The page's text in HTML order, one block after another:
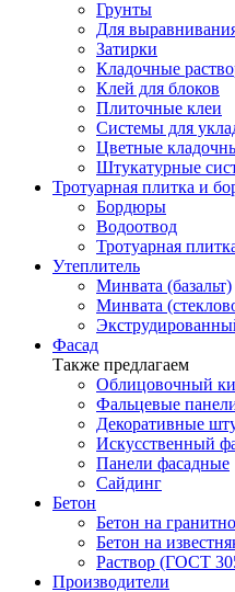
Грунты
Для
Затирки
Кладочные
Клей для блоков
Плиточные клеи
Системы для
Цветные
Штукатурные
Тротуарная плитка и
Бордюры
Водоотвод
Тротуарная
Утеплитель
Минвата (базальт)
Минвата
Фасад
Также предлагаем
Облицовочный
Фальцевые
Декоративные
Искусственный
Панели фасадные
Сайдинг
Бетон
Бетон на
Бетон на
Раствор (ГОСТ
Производители